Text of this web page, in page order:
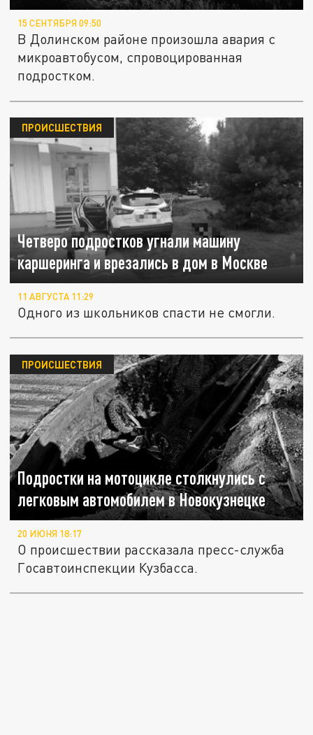
15 СЕНТЯБРЯ 09:50
В Долинском районе произошла авария с
микроавтобусом, спровоцированная
подростком.
Четверо подростков угнали машину
каршеринга и врезались в дом в Москве
ПРОИСШЕСТВИЯ
11 АВГУСТА 11:29
Одного из школьников спасти не смогли.
Подростки на мотоцикле столкнулись с
легковым автомобилем в Новокузнецке
ПРОИСШЕСТВИЯ
20 ИЮНЯ 18:17
О происшествии рассказала пресс-служба
Госавтоинспекции Кузбасса.